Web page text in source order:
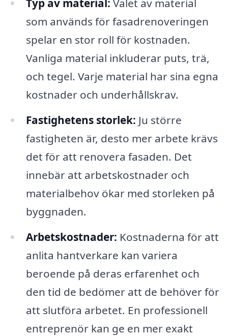
Typ av material: Valet av material
som används för fasadrenoveringen
spelar en stor roll för kostnaden.
Vanliga material inkluderar puts, trä,
och tegel. Varje material har sina egna
kostnader och underhållskrav.
Fastighetens storlek: Ju större
fastigheten är, desto mer arbete krävs
det för att renovera fasaden. Det
innebär att arbetskostnader och
materialbehov ökar med storleken på
byggnaden.
Arbetskostnader: Kostnaderna för att
anlita hantverkare kan variera
beroende på deras erfarenhet och
den tid de bedömer att de behöver för
att slutföra arbetet. En professionell
entreprenör kan ge en mer exakt